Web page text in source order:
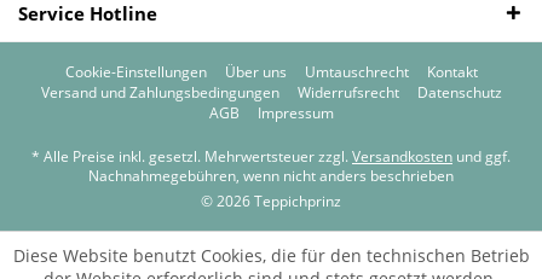
Service Hotline
Cookie-Einstellungen Über uns Umtauschrecht
Kontakt
Versand und Zahlungsbedingungen
Widerrufsrecht
Datenschutz
AGB
Impressum
* Alle Preise inkl. gesetzl. Mehrwertsteuer zzgl. Versandkosten und ggf.
Nachnahmegebühren, wenn nicht anders beschrieben
© 2026 Teppichprinz
Diese Website benutzt Cookies, die für den technischen Betrieb